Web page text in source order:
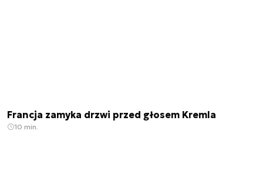
Francja zamyka drzwi przed głosem Kremla
10 min.